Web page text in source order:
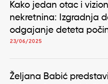
Kako jedan otac i
nekretnina: Izgradnja
odgajanje deteta
23/06/2025
Željana Babić